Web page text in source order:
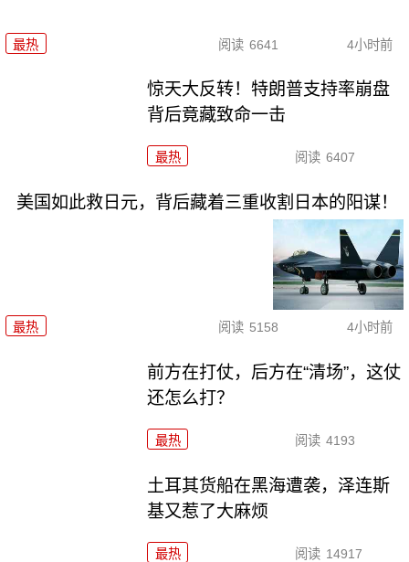
最热 阅读 6641 4小时前
惊天大反转！特朗普支持率崩盘
背后竟藏致命一击
最热 阅读 6407
美国如此救日元，背后藏着三重收割日本的阳谋！
最热 阅读 5158 4小时前
前方在打仗，后方在“清场”，这仗
还怎么打？
最热 阅读 4193
土耳其货船在黑海遭袭，泽连斯
基又惹了大麻烦
最热 阅读 14917